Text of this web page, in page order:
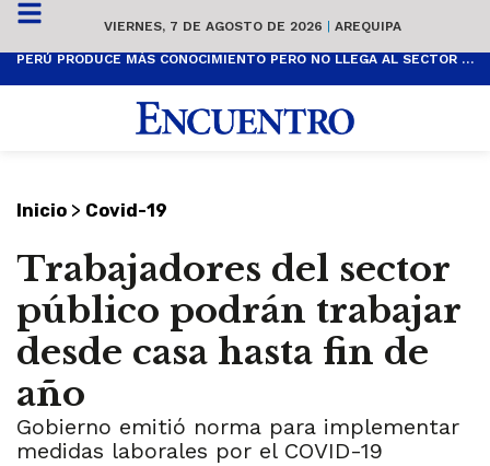
VIERNES, 7 DE AGOSTO DE 2026 | AREQUIPA
PERÚ PRODUCE MÁS CONOCIMIENTO PERO NO LLEGA AL SECTOR PRODUCTIVO
Inicio > Covid-19
Trabajadores del sector
público podrán trabajar
desde casa hasta fin de
año
Gobierno emitió norma para implementar
medidas laborales por el COVID-19